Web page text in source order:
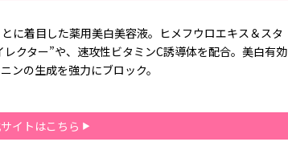
に着目した薬用美白美容液。ヒメフウロエキス＆スタ
クター”や、速攻性ビタミンC誘導体を配合。美白有効
ンの生成を強力にブロック。
イトはこちら